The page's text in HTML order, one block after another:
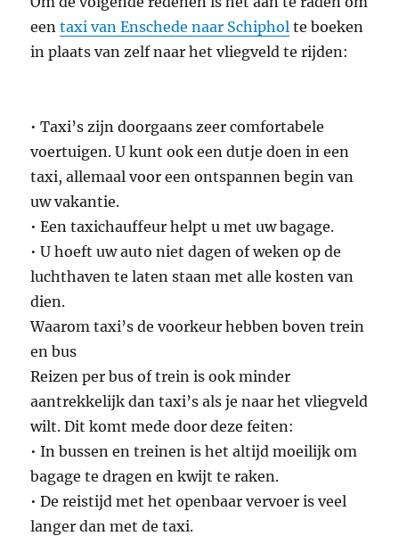
een​​taxi van Enschede naar Schiphol te boeken
in plaats van zelf naar het vliegveld te rijden:
• Taxi’s zijn doorgaans zeer comfortabele
voertuigen. U kunt ook een dutje doen in een
taxi, allemaal voor een ontspannen begin van
uw vakantie.
• Een taxichauffeur helpt u met uw bagage.
• U hoeft uw auto niet dagen of weken op de
luchthaven te laten staan ​​met alle kosten van
dien.
Waarom taxi’s de voorkeur hebben boven trein
en bus
Reizen per bus of trein is ook minder
aantrekkelijk dan taxi’s als je naar het vliegveld
wilt. Dit komt mede door deze feiten:
• In bussen en treinen is het altijd moeilijk om
bagage te dragen en kwijt te raken.
• De reistijd met het openbaar vervoer is veel
langer dan met de taxi.